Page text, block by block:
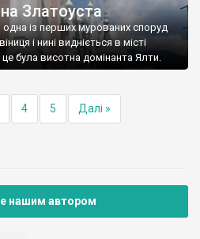
Златоуста
із перших мурованих споруд
і нині видніється в місті
була висотна домінанта Ялти.
4 5 Далі »
нашим автором